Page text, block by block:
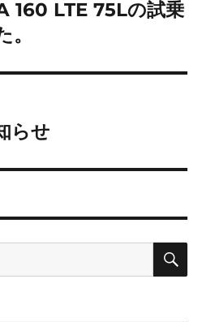
160 LTE 75Lの試乗
らせ
検